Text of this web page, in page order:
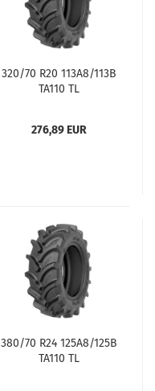
320/70 R20 113A8/113B
TA110 TL
276,89 EUR
380/70 R24 125A8/125B
TA110 TL